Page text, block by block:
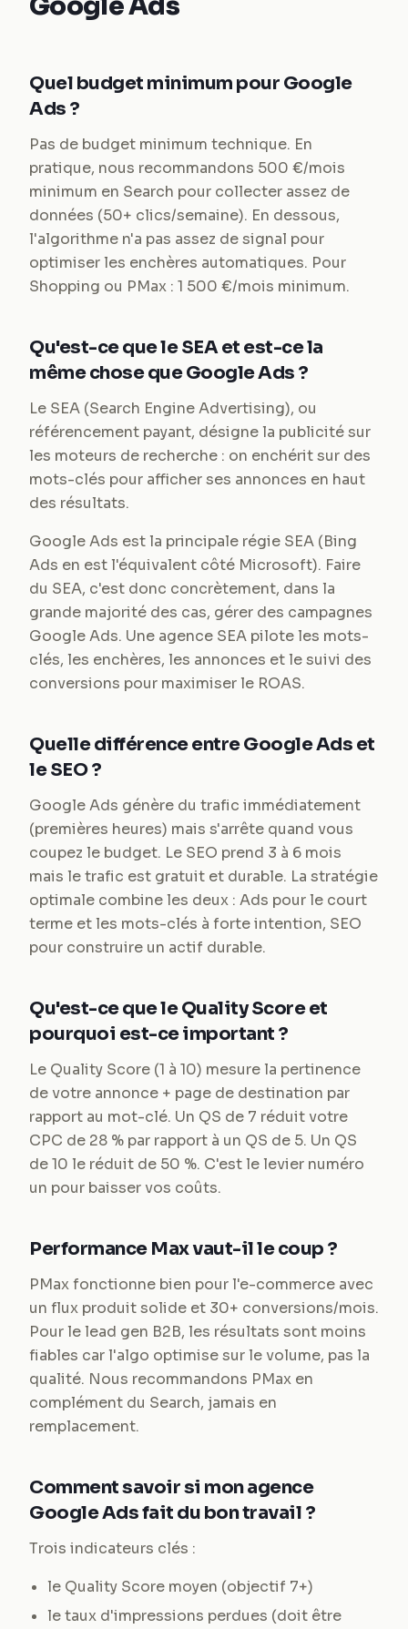
Quel budget minimum pour Google
Ads ?
Pas de budget minimum technique. En
pratique, nous recommandons 500 €/mois
minimum en Search pour collecter assez de
données (50+ clics/semaine). En dessous,
l'algorithme n'a pas assez de signal pour
optimiser les enchères automatiques. Pour
Shopping ou PMax : 1 500 €/mois minimum.
Qu'est-ce que le SEA et est-ce la
même chose que Google Ads ?
Le SEA (Search Engine Advertising), ou
référencement payant, désigne la publicité sur
les moteurs de recherche : on enchérit sur des
mots-clés pour afficher ses annonces en haut
des résultats.
Google Ads est la principale régie SEA (Bing
Ads en est l'équivalent côté Microsoft). Faire
du SEA, c'est donc concrètement, dans la
grande majorité des cas, gérer des campagnes
Google Ads. Une agence SEA pilote les mots-
clés, les enchères, les annonces et le suivi des
conversions pour maximiser le ROAS.
Quelle différence entre Google Ads et
le SEO ?
Google Ads génère du trafic immédiatement
(premières heures) mais s'arrête quand vous
coupez le budget. Le SEO prend 3 à 6 mois
mais le trafic est gratuit et durable. La stratégie
optimale combine les deux : Ads pour le court
terme et les mots-clés à forte intention, SEO
pour construire un actif durable.
Qu'est-ce que le Quality Score et
pourquoi est-ce important ?
Le Quality Score (1 à 10) mesure la pertinence
de votre annonce + page de destination par
rapport au mot-clé. Un QS de 7 réduit votre
CPC de 28 % par rapport à un QS de 5. Un QS
de 10 le réduit de 50 %. C'est le levier numéro
un pour baisser vos coûts.
Performance Max vaut-il le coup ?
PMax fonctionne bien pour l'e-commerce avec
un flux produit solide et 30+ conversions/mois.
Pour le lead gen B2B, les résultats sont moins
fiables car l'algo optimise sur le volume, pas la
qualité. Nous recommandons PMax en
complément du Search, jamais en
remplacement.
Comment savoir si mon agence
Google Ads fait du bon travail ?
Trois indicateurs clés :
le Quality Score moyen (objectif 7+)
le taux d'impressions perdues (doit être